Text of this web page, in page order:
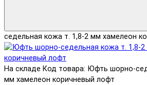
седельная кожа т. 1,8-2 мм хамелеон
На складе Код товара: Юфть шорно-
мм хамелеон коричневый лофт